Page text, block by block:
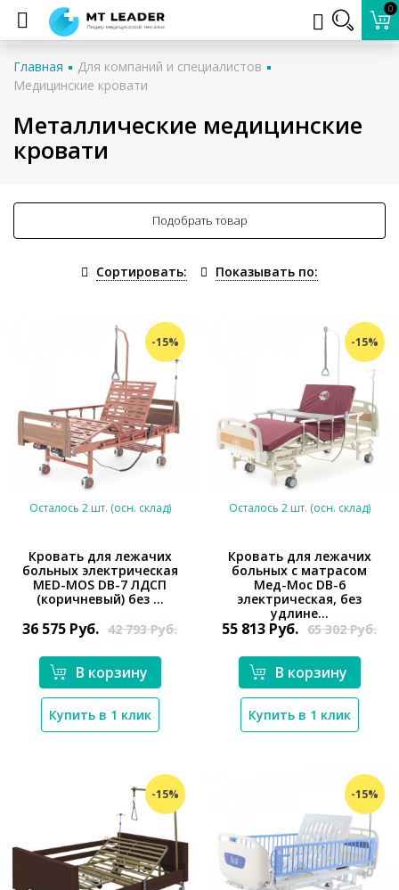
0
Главная
Для компаний и специалистов
Медицинские кровати
Металлические медицинские
кровати
Подобрать товар
Сортировать: Показывать по:
-15%
*}
Осталось 2 шт. (осн. склад)
Кровать для лежачих
больных электрическая
MED-MOS DB-7 ЛДСП
(коричневый) без ...
36 575 Руб. 42 793Руб.
В корзину
Купить в 1 клик
-15%
*}
Осталось 2 шт. (осн. склад)
Кровать для лежачих
больных с матрасом
Мед-Мос DB-6
электрическая, без
удлине...
55 813 Руб. 65 302Руб.
В корзину
Купить в 1 клик
-15% -15%